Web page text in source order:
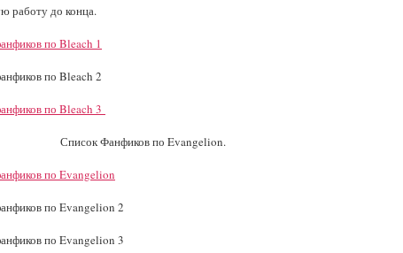
работу до конца.
по Bleach 1
по Bleach 2
по Bleach 3
Список Фанфиков по Evangelion.
по Evangelion
по Evangelion 2
по Evangelion 3